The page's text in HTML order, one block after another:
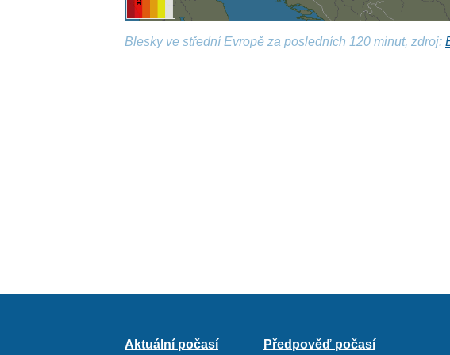
Blesky ve střední Evropě za posledních 120 minut, zdroj:
Aktuální počasí Předpověď počasí